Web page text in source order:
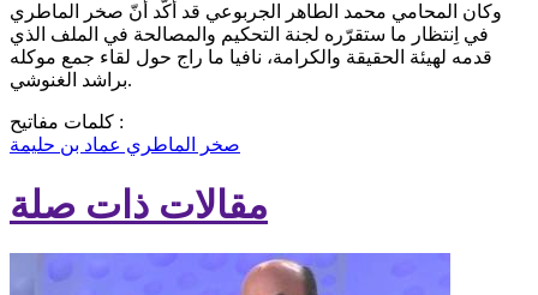
وكان المحامي محمد الطاهر الجربوعي قد أكّد أنّ صخر الماطري
في اِنتظار ما ستقرّره لجنة التحكيم والمصالحة في الملف الذي
قدمه لهيئة الحقيقة والكرامة، نافيا ما راج حول لقاء جمع موكله
براشد الغنوشي.
كلمات مفاتيح :
صخر الماطري عماد بن حليمة
مقالات ذات صلة